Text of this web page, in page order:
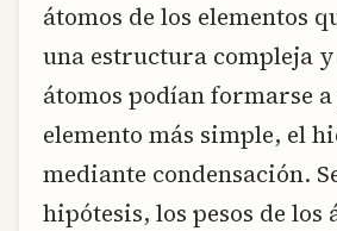
átomos de los elementos
una estructura compleja y
átomos podían formarse
elemento más simple, el
mediante condensación.
hipótesis, los pesos de los